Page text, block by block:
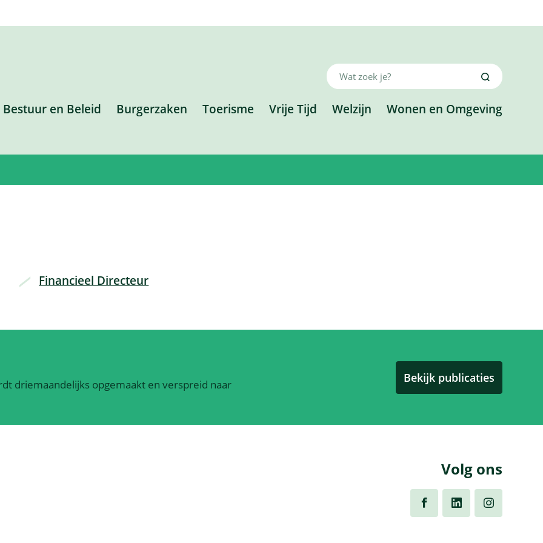
Wat
zoek
Zoeken
Bestuur en Beleid Burgerzaken Toerisme Vrije Tijd Welzijn Wonen en Omgeving
Financieel Directeur
driemaandelijks opgemaakt en verspreid naar
Bekijk publicaties
Volg ons